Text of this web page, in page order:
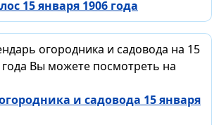
15 января 1906 года
огородника и садовода на 15
Вы можете посмотреть на
и садовода 15 января